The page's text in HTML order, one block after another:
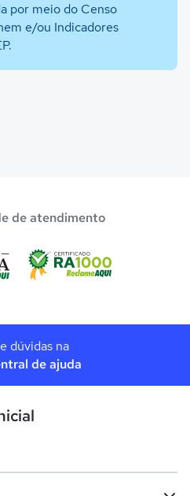
por meio do Censo
e/ou Indicadores
de atendimento
dúvidas na
de ajuda